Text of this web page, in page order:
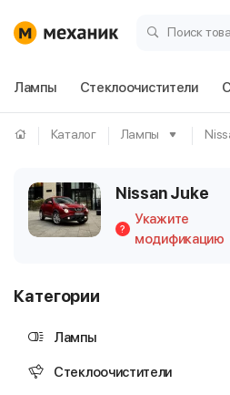
Поиск
Лампы Стеклоочистители
Каталог Лампы
Nissan Juke
?
Укажите
модификацию
Категории
Лампы
Стеклоочистители